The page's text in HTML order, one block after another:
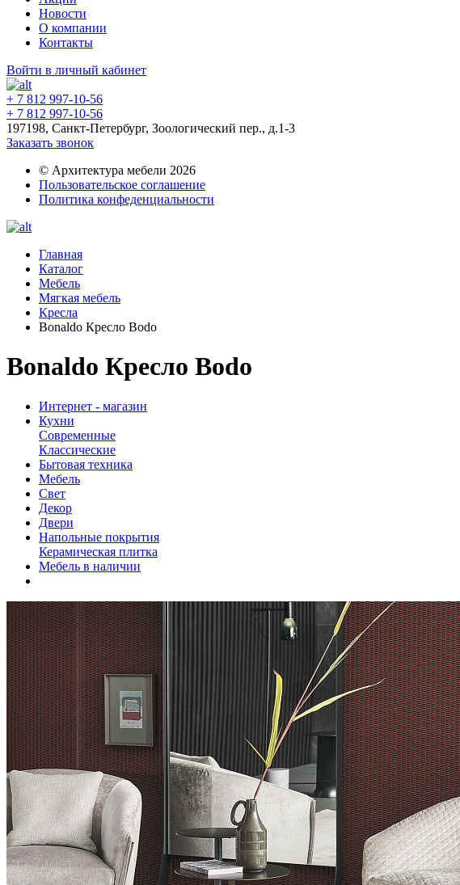
Новости
О компании
Контакты
Войти в личный кабинет
+ 7 812 997-10-56
+ 7 812 997-10-56
197198, Санкт-Петербург, Зоологический пер., д.1-3
Заказать звонок
© Архитектура мебели 2026
Пользовательское соглашение
Политика конфеденциальности
Главная
Каталог
Мебель
Мягкая мебель
Кресла
Bonaldo Кресло Bodo
Bonaldo Кресло Bodo
Интернет - магазин
Кухни
Современные
Классические
Бытовая техника
Мебель
Свет
Декор
Двери
Напольные покрытия
Керамическая плитка
Мебель в наличии